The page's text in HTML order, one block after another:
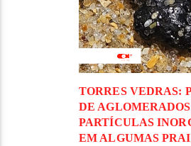
TORRES VEDRAS:
DE
PARTÍCULAS
EM ALGUMAS